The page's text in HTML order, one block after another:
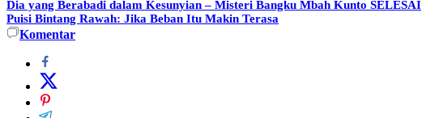
Dia yang Berabadi dalam Kesunyian – Misteri Bangku Mbah Kunto SELESAI
Puisi Bintang Rawah: Jika Beban Itu Makin Terasa
Komentar